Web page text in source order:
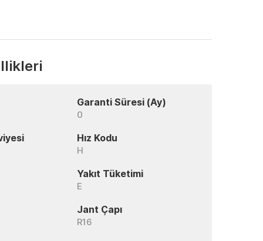
Garanti Süresi (Ay)
0
Hız Kodu
H
Yakıt Tüketimi
E
Jant Çapı
R16